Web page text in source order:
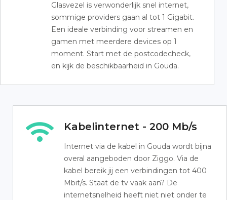
Glasvezel is verwonderlijk snel internet,
sommige providers gaan al tot 1 Gigabit.
Een ideale verbinding voor streamen en
gamen met meerdere devices op 1
moment. Start met de postcodecheck,
en kijk de beschikbaarheid in Gouda.
Kabelinternet - 200 Mb/s
Internet via de kabel in Gouda wordt bijna
overal aangeboden door Ziggo. Via de
kabel bereik jij een verbindingen tot 400
Mbit/s. Staat de tv vaak aan? De
internetsnelheid heeft niet niet onder te